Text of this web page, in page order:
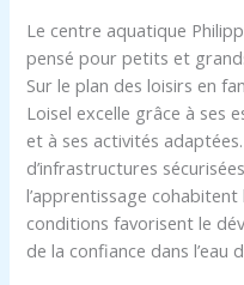
Le centre aquatique
pensé pour petits et
Sur le plan des loisirs en
Loisel excelle grâce à ses
et à ses activités
d’infrastructures
l’apprentissage
conditions favorisent le
de la confiance dans l’eau